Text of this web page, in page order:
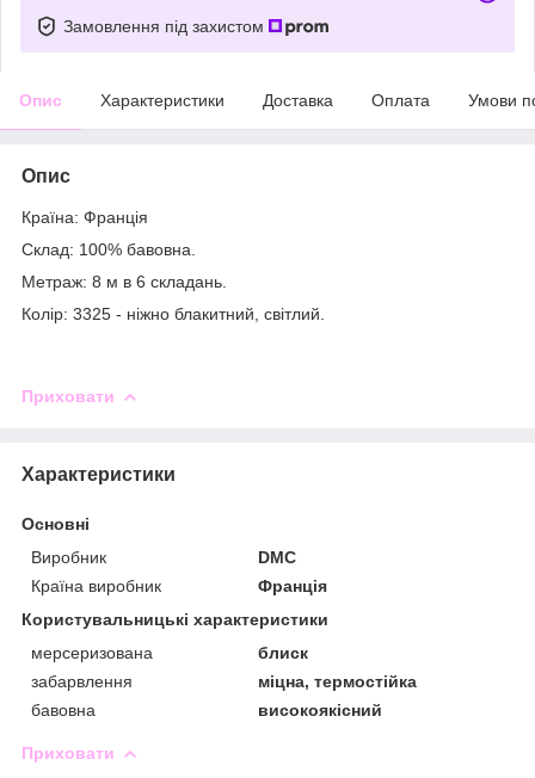
Замовлення під захистом
Опис Характеристики Доставка Оплата Умови
Опис
Країна: Франція
Склад: 100% бавовна.
Метраж: 8 м в 6 складань.
Колір: 3325 - ніжно блакитний, світлий.
Приховати
Характеристики
Основні
Виробник
DMC
Країна виробник
Франція
Користувальницькі характеристики
мерсеризована
блиск
забарвлення
міцна, термостійка
бавовна
високоякісний
Приховати